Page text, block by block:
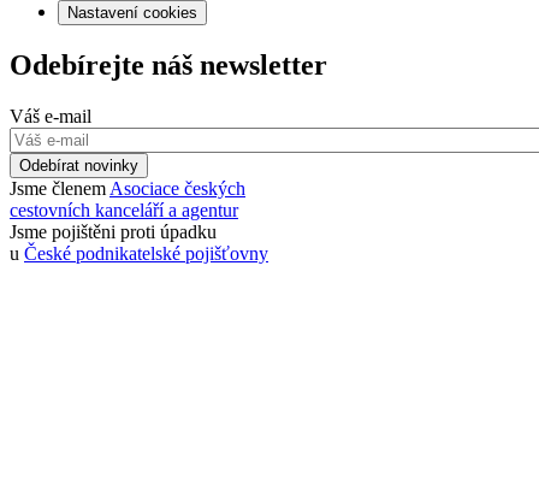
Nastavení cookies
Odebírejte náš newsletter
Váš e-mail
Odebírat novinky
Jsme členem Asociace českých
cestovních kanceláří a agentur
Jsme pojištěni proti úpadku
u České podnikatelské pojišťovny